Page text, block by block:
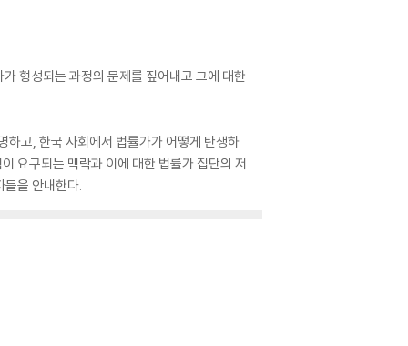
형성되는 과정의 문제를 짚어내고 그에 대한
하고, 한국 사회에서 법률가가 어떻게 탄생하
요구되는 맥락과 이에 대한 법률가 집단의 저
들을 안내한다.